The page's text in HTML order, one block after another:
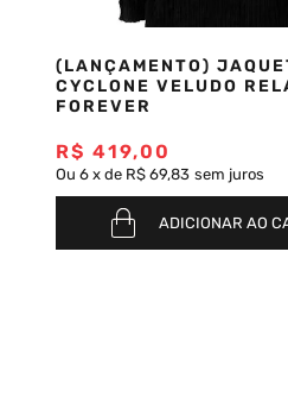
(LANÇAMENTO)
CYCLONE VELUDO
FOREVER
R$ 419,00
Ou 6 xde R$ 69,83 sem juros
ADICIONAR AO